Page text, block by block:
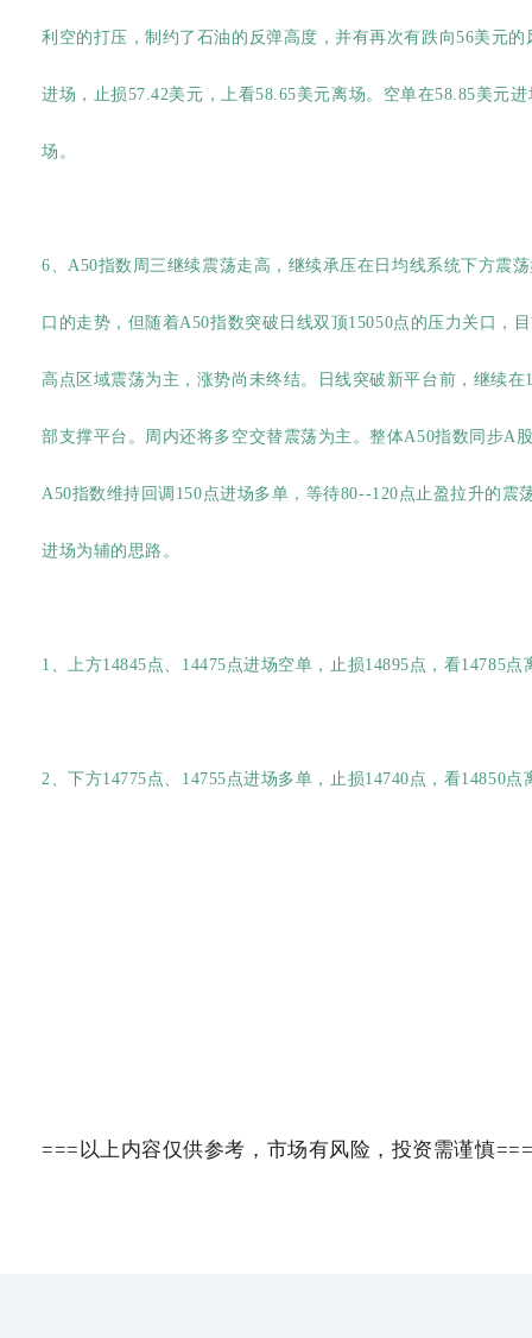
利空的打压，制约了石油的反弹高度，并有再次有跌向56美元
进场，止损57.42美元，上看58.65美元离场。空单在58.85美元
场。
6、A50指数周三继续震荡走高，继续承压在日均线系统下方震
口的走势，但随着A50指数突破日线双顶15050点的压力关口，
高点区域震荡为主，涨势尚未终结。日线突破新平台前，继续
部支撑平台。周内还将多空交替震荡为主。整体A50指数同步A
A50指数维持回调150点进场多单，等待80--120点止盈拉升的震
进场为辅的思路。
1、上方14845点、14475点进场空单，止损14895点，看14785点
2、下方14775点、14755点进场多单，止损14740点，看14850点
===以上内容仅供参考，市场有风险，投资需谨慎